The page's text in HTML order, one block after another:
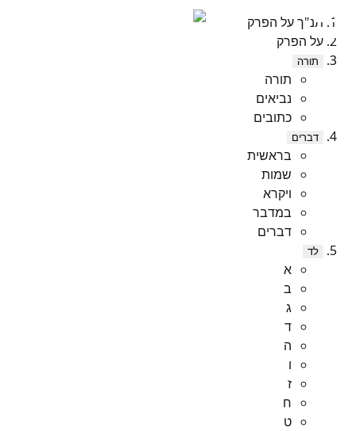
תנ"ך על הפרק
על הפרק
תורה
תורה
נביאים
כתובים
דברים
בראשית
שמות
ויקרא
במדבר
דברים
לד
א
ב
ג
ד
ה
ו
ז
ח
ט